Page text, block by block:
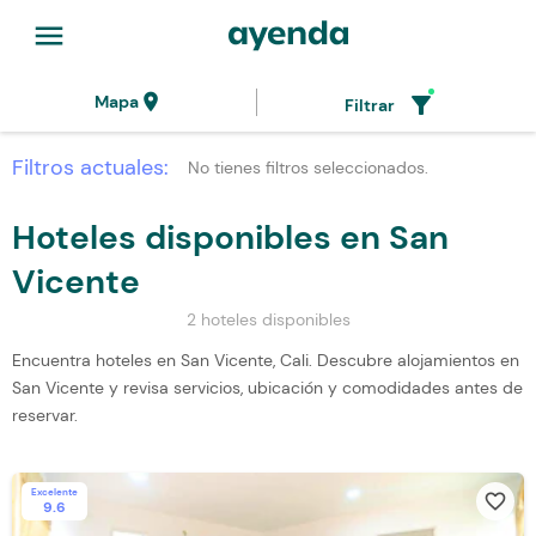
menu
Mapalocation_on Filtrar filter_alt
Filtros actuales: No tienes filtros seleccionados.
Hoteles disponibles en San
Vicente
2 hoteles disponibles
Encuentra hoteles en San Vicente, Cali. Descubre alojamientos en
San Vicente y revisa servicios, ubicación y comodidades antes de
reservar.
Excelente
9.6 favorite_border